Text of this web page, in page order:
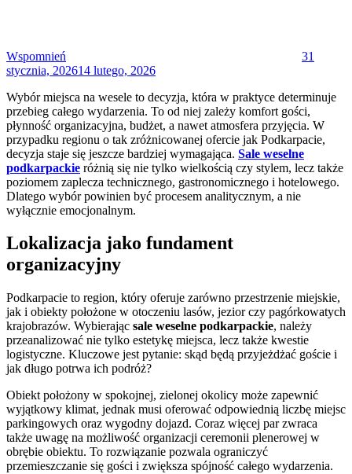
Wspomnień
31
stycznia, 202614 lutego, 2026
Wybór miejsca na wesele to decyzja, która w praktyce determinuje
przebieg całego wydarzenia. To od niej zależy komfort gości,
płynność organizacyjna, budżet, a nawet atmosfera przyjęcia. W
przypadku regionu o tak zróżnicowanej ofercie jak Podkarpacie,
decyzja staje się jeszcze bardziej wymagająca. Sale weselne
podkarpackie różnią się nie tylko wielkością czy stylem, lecz także
poziomem zaplecza technicznego, gastronomicznego i hotelowego.
Dlatego wybór powinien być procesem analitycznym, a nie
wyłącznie emocjonalnym.
Lokalizacja jako fundament
organizacyjny
Podkarpacie to region, który oferuje zarówno przestrzenie miejskie,
jak i obiekty położone w otoczeniu lasów, jezior czy pagórkowatych
krajobrazów. Wybierając sale weselne podkarpackie, należy
przeanalizować nie tylko estetykę miejsca, lecz także kwestie
logistyczne. Kluczowe jest pytanie: skąd będą przyjeżdżać goście i
jak długo potrwa ich podróż?
Obiekt położony w spokojnej, zielonej okolicy może zapewnić
wyjątkowy klimat, jednak musi oferować odpowiednią liczbę miejsc
parkingowych oraz wygodny dojazd. Coraz więcej par zwraca
także uwagę na możliwość organizacji ceremonii plenerowej w
obrębie obiektu. To rozwiązanie pozwala ograniczyć
przemieszczanie się gości i zwiększa spójność całego wydarzenia.